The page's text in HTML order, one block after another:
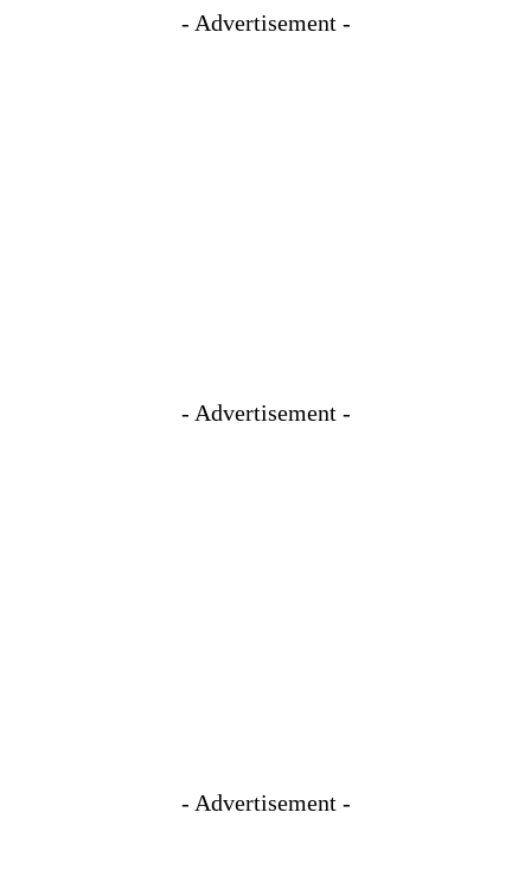
- Advertisement -
- Advertisement -
- Advertisement -